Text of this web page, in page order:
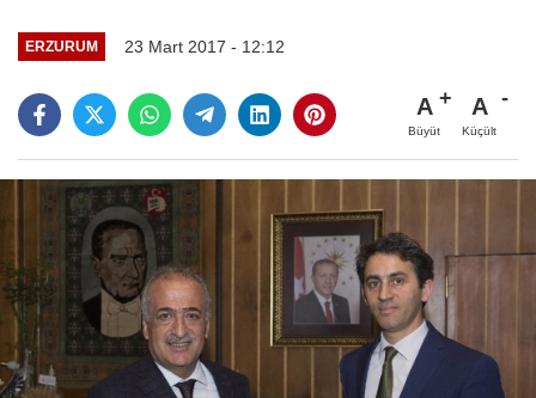
ERZURUM 23 Mart 2017 - 12:12
A
Büyüt
A
Küçült